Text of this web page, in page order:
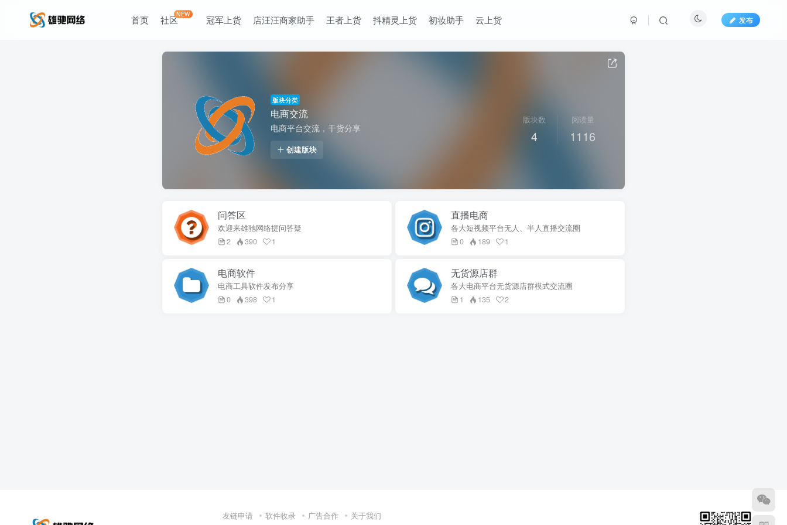
首页 社区NEW 冠军上货 店汪汪商家助手 王者上货 抖精灵上货 初妆助手 云上货 发布
版块分类
电商交流
电商平台交流，干货分享
创建版块
版块数
4
阅读量
1116
问答区
欢迎来雄驰网络提问答疑
2
390 1
直播电商
各大短视频平台无人、半人直播交流圈
0
189 1
电商软件
电商工具软件发布分享
0
398 1
无货源店群
各大电商平台无货源店群模式交流圈
1
135 2
友链申请 软件收录 广告合作 关于我们